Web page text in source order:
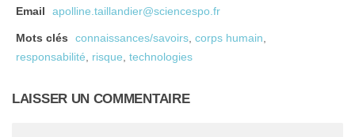
Email apolline.taillandier@sciencespo.fr
Mots clés connaissances/savoirs, corps humain,
responsabilité, risque, technologies
LAISSER UN COMMENTAIRE